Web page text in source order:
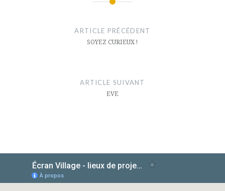
ARTICLE PRÉCÉDENT
SOYEZ CURIEUX !
ARTICLE SUIVANT
EVE